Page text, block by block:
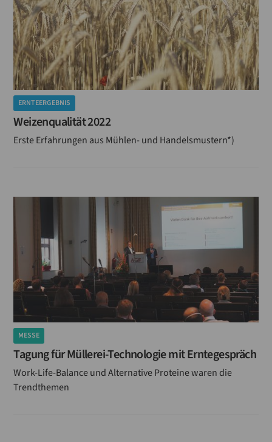
ERNTEERGEBNIS
Weizenqualität 2022
Erste Erfahrungen aus Mühlen- und Handelsmustern*)
MESSE
Tagung für Müllerei-Technologie mit Erntegespräch
Work-Life-Balance und Alternative Proteine waren die
Trendthemen